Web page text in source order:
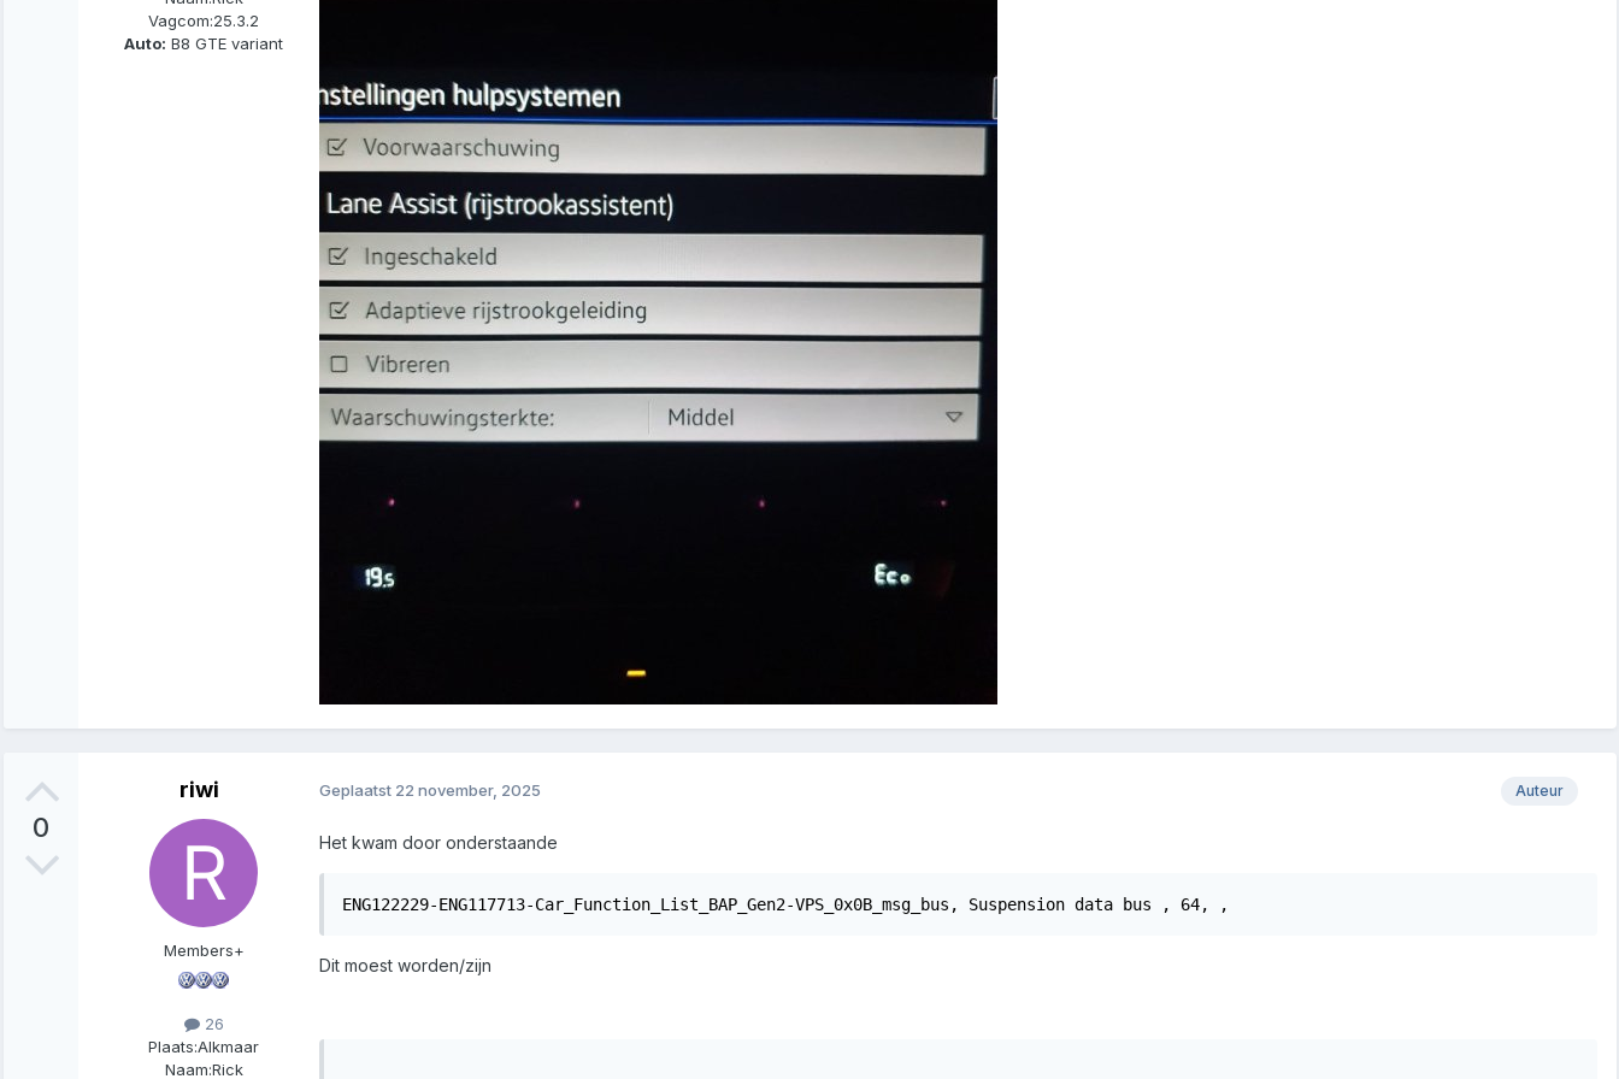
Vagcom:25.3.2
Auto: B8 GTE variant
0
riwi
Members+
26
Plaats:Alkmaar
Naam:Rick
Auteur
Geplaatst 22 november, 2025
Het kwam door onderstaande
ENG122229-ENG117713-Car_Function_List_BAP_Gen2-VPS_0x0B_msg_bus, Suspension data bus , 64, ,
Dit moest worden/zijn